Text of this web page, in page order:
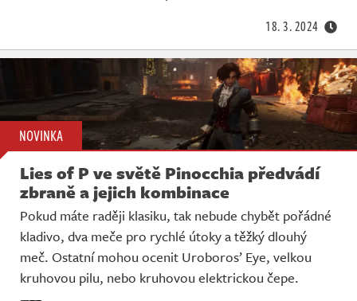
18. 3. 2024
NOVINKA
Lies of P ve světě Pinocchia předvádí
zbraně a jejich kombinace
Pokud máte raději klasiku, tak nebude chybět pořádné
kladivo, dva meče pro rychlé útoky a těžký dlouhý
meč. Ostatní mohou ocenit Uroboros’ Eye, velkou
kruhovou pilu, nebo kruhovou elektrickou čepe.